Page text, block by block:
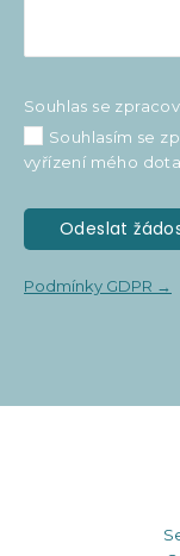
Souhlas se
Souhlasím se
vyřízení mého
Odeslat
Podmínky GDPR →